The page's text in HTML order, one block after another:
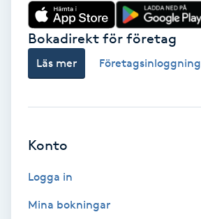
Bambumassage
Barber
Blowout
Bottenfärg
Bokadirekt för företag
Läs mer Företagsinloggning
Konto
Logga in
Mina bokningar